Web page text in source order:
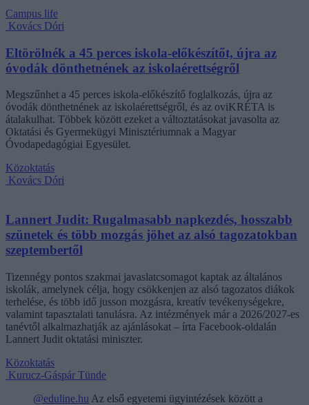
Campus life
Kovács Dóri
Eltörölnék a 45 perces iskola-előkészítőt, újra az
óvodák dönthetnének az iskolaérettségről
Megszűnhet a 45 perces iskola-előkészítő foglalkozás, újra az
óvodák dönthetnének az iskolaérettségről, és az oviKRÉTA is
átalakulhat. Többek között ezeket a változtatásokat javasolta az
Oktatási és Gyermekügyi Minisztériumnak a Magyar
Óvodapedagógiai Egyesület.
Közoktatás
Kovács Dóri
Lannert Judit: Rugalmasabb napkezdés, hosszabb
szünetek és több mozgás jöhet az alsó tagozatokban
szeptembertől
Tizennégy pontos szakmai javaslatcsomagot kaptak az általános
iskolák, amelynek célja, hogy csökkenjen az alsó tagozatos diákok
terhelése, és több idő jusson mozgásra, kreatív tevékenységekre,
valamint tapasztalati tanulásra. Az intézmények már a 2026/2027-es
tanévtől alkalmazhatják az ajánlásokat – írta Facebook-oldalán
Lannert Judit oktatási miniszter.
Közoktatás
Kurucz-Gáspár Tünde
@eduline.hu Az első egyetemi ügyintézések között a